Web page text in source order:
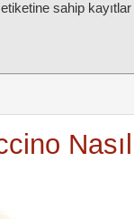
etiketine sahip
Nasıl